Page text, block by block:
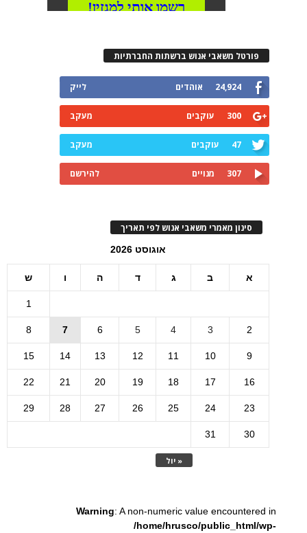
פורטל משאבי אנוש ברשתות החברתיות
24,924 אוהדים לייק
300 עוקבים מעקב
47 עוקבים מעקב
307 מנויים להירשם
סינון מאמרי משאבי אנוש לפי תאריך
אוגוסט 2026
א ב ג ד ה ו ש
« יול
1
2
3
4
5
6
7
8
9
10
11
12
13
14
15
16
17
18
19
20
21
22
23
24
25
26
27
28
29
30
31
Warning: A non-numeric value encountered in
/home/hrusco/public_html/wp-